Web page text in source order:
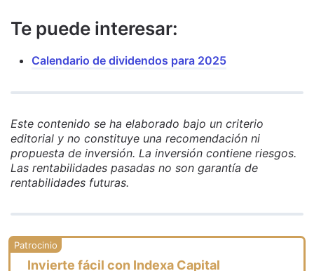
Te puede interesar:
Calendario de dividendos para 2025
Este contenido se ha elaborado bajo un criterio
editorial y no constituye una recomendación ni
propuesta de inversión. La inversión contiene riesgos.
Las rentabilidades pasadas no son garantía de
rentabilidades futuras.
Invierte fácil con Indexa Capital